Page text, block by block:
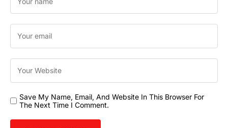
Save My Name, Email, And Website In This Browser For
The Next Time I Comment.